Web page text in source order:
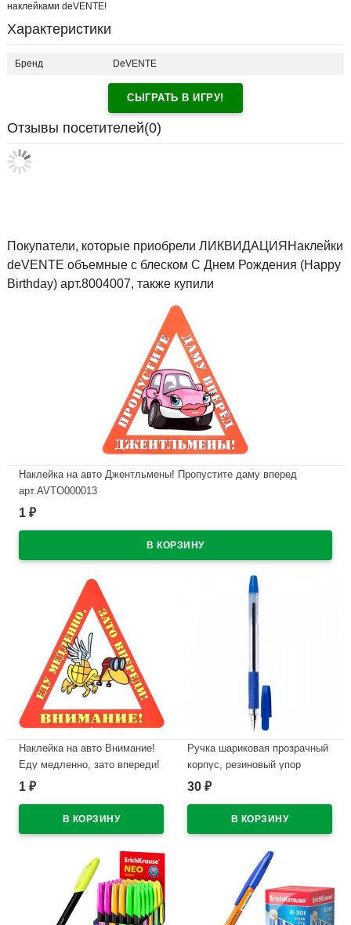
наклейками deVENTE!
Характеристики
Бренд DeVENTE
СЫГРАТЬ В ИГРУ!
Отзывы посетителей(0)
Покупатели, которые приобрели ЛИКВИДАЦИЯНаклейки
deVENTE объемные с блеском С Днем Рождения (Happy
Birthday) арт.8004007, также купили
Наклейка на авто Джентльмены! Пропустите даму вперед
арт.AVTO000013
1 ₽
Наклейка на авто Внимание!
Еду медленно, зато впереди!
арт.AVTO000005
1 ₽
Ручка шариковая прозрачный
корпус, резиновый упор
(Attomex) Авиатор (Aviator)
30 ₽